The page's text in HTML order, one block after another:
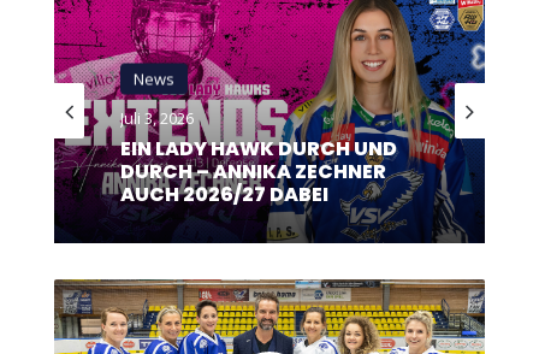
News
Juli 3, 2026
EIN LADY HAWK DURCH UND
DURCH – ANNIKA ZECHNER
AUCH 2026/27 DABEI
Fesch,
fesch:
Neue